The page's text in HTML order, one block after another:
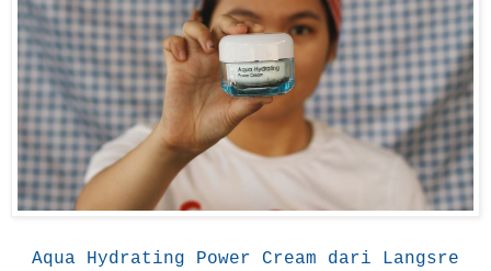
Aqua Hydrating Power Cream dari Langsre